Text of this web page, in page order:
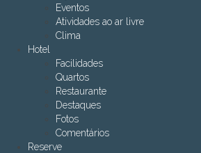
Eventos
Atividades ao ar livre
Clima
Hotel
Facilidades
Quartos
Restaurante
Destaques
Fotos
Comentários
Reserve